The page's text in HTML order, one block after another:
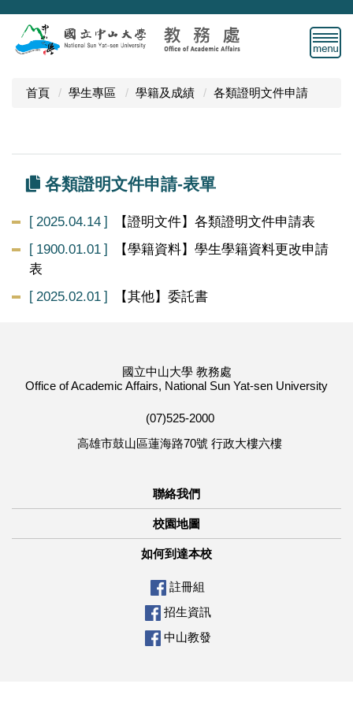
跳
主
首頁 學生專區 學籍及成績 各類證明文件申請
各類證明文件申請-表單
2025.04.14 【證明文件】各類證明文件申請表
1900.01.01
【學籍資料】學生學籍資料更改申請
表
2025.02.01 【其他】委託書
國立中山大學 教務處
Office of Academic Affairs, National Sun Yat-sen University
(07)525-2000
高雄市鼓山區蓮海路70號 行政大樓六樓
聯絡我們
校園地圖
如何到達本校
註冊組
招生資訊
中山教發